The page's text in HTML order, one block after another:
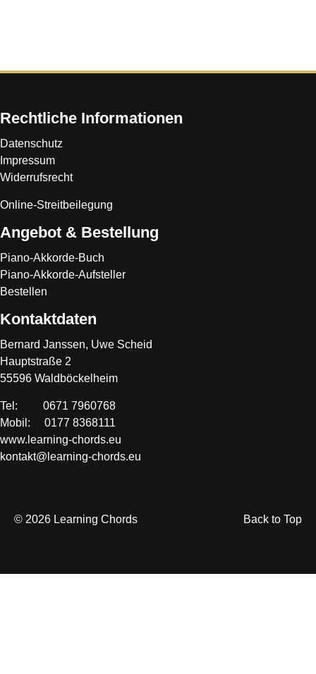
Rechtliche Informationen
Datenschutz
Impressum
Widerrufsrecht
Online-Streitbeilegung
Angebot & Bestellung
Piano-Akkorde-Buch
Piano-Akkorde-Aufsteller
Bestellen
Kontaktdaten
Bernard Janssen, Uwe Scheid
Hauptstraße 2
55596 Waldböckelheim
Tel: 0671 7960768
Mobil: 0177 8368111
www.learning-chords.eu
kontakt@learning-chords.eu
Back to Top
© 2026 Learning Chords